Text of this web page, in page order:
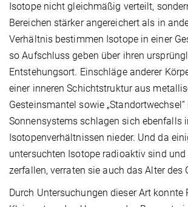
Isotope nicht gleichmäßig verteilt,
Bereichen stärker angereichert als in
Verhältnis bestimmen Isotope in einer
so Aufschluss geben über ihren
Entstehungsort. Einschläge anderer
einer inneren Schichtstruktur aus
Gesteinsmantel sowie
Sonnensystems schlagen sich ebenfalls
Isotopenverhältnissen nieder. Und da
untersuchten Isotope radioaktiv sind
zerfallen, verraten sie auch das Alter des
Durch Untersuchungen dieser Art konnte